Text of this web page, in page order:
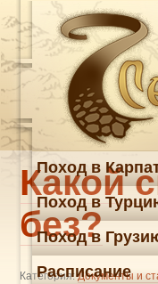
Какой
без?
Категория:Документы и
Поход в
Поход в
Поход в
Расписание